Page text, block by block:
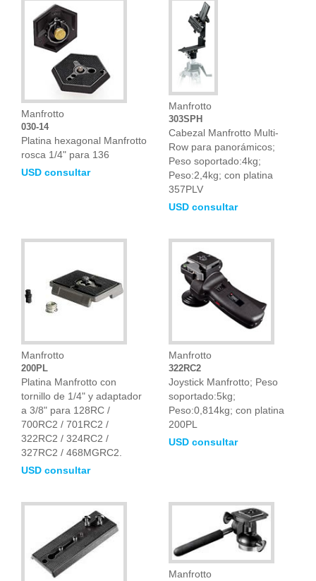
Manfrotto
030-14
Platina hexagonal Manfrotto
rosca 1/4" para 136
USD consultar
Manfrotto
303SPH
Cabezal Manfrotto Multi-
Row para panorámicos;
Peso soportado:4kg;
Peso:2,4kg; con platina
357PLV
USD consultar
Manfrotto
200PL
Platina Manfrotto con
tornillo de 1/4" y adaptador
a 3/8" para 128RC /
700RC2 / 701RC2 /
322RC2 / 324RC2 /
327RC2 / 468MGRC2.
USD consultar
Manfrotto
322RC2
Joystick Manfrotto; Peso
soportado:5kg;
Peso:0,814kg; con platina
200PL
USD consultar
Manfrotto